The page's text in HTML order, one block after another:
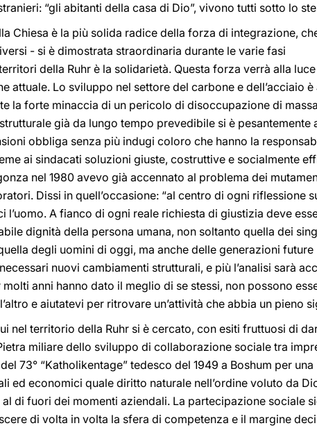
“gli abitanti della casa di Dio”, vivono tutti sotto lo
Chiesa è la più solida radice della forza di integrazione,
- si è dimostrata straordinaria durante le varie fasi
della Ruhr è la solidarietà. Questa forza verrà alla
attuale. Lo sviluppo nel settore del carbone e dell’acciaio è
la forte minaccia di un pericolo di disoccupazione di
già da lungo tempo prevedibile si è pesantemente
obbliga senza più indugi coloro che hanno la
ai sindacati soluzioni giuste, costruttive e socialmente
nel 1980 avevo già accennato al problema dei
Dissi in quell’occasione: “al centro di ogni riflessione
l’uomo. A fianco di ogni reale richiesta di giustizia deve
dignità della persona umana, non soltanto quella dei
degli uomini di oggi, ma anche delle generazioni future
nuovi cambiamenti strutturali, e più l’analisi sarà
anni hanno dato il meglio di se stessi, non possono
e aiutatevi per ritrovare un’attività che abbia un pieno
nel territorio della Ruhr si è cercato, con esiti fruttuosi di
miliare dello sviluppo di collaborazione sociale tra
73° “Katholikentage” tedesco del 1949 a Boshum per una
ed economici quale diritto naturale nell’ordine voluto da
di fuori dei momenti aziendali. La partecipazione sociale
di volta in volta la sfera di competenza e il margine